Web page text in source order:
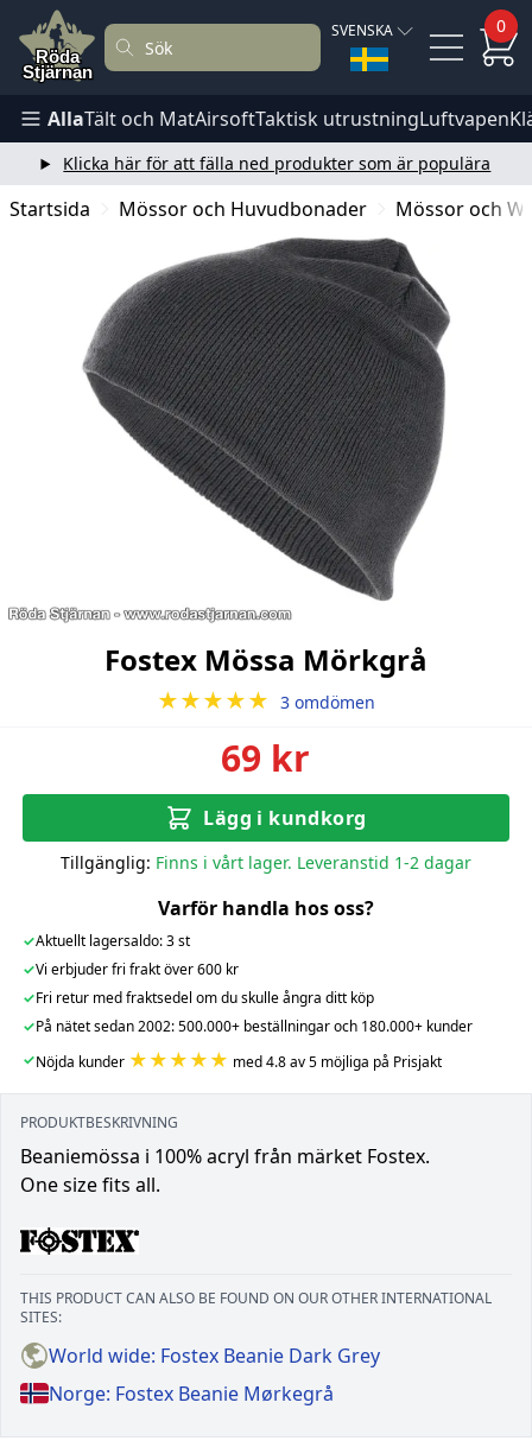
SVENSKA 0
AllaTält och MatAirsoftTaktisk utrustningLuftvapen
Klicka här för att fälla ned produkter som är populära
Startsida Mössor och Huvudbonader Mössor och
Fostex Mössa Mörkgrå
★★★★★ 3 omdömen
69 kr
Lägg i kundkorg
Tillgänglig: Finns i vårt lager. Leveranstid 1-2 dagar
Varför handla hos oss?
✓Aktuellt lagersaldo: 3 st
✓Vi erbjuder fri frakt över 600 kr
✓Fri retur med fraktsedel om du skulle ångra ditt köp
✓På nätet sedan 2002: 500.000+ beställningar och 180.000+ kunder
✓Nöjda kunder ★★★★★ med 4.8 av 5 möjliga på Prisjakt
PRODUKTBESKRIVNING
Beaniemössa i 100% acryl från märket Fostex.
One size fits all.
THIS PRODUCT CAN ALSO BE FOUND ON OUR OTHER INTERNATIONAL
SITES:
World wide: Fostex Beanie Dark Grey
Norge: Fostex Beanie Mørkegrå